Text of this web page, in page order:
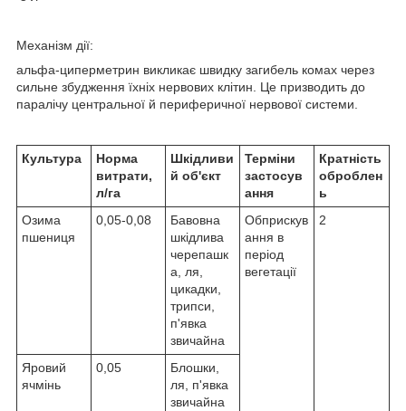
Механізм дії:
альфа-циперметрин викликає швидку загибель комах через
сильне збудження їхніх нервових клітин. Це призводить до
паралічу центральної й периферичної нервової системи.
Культура
Норма
витрати,
л/га
Шкідливи
й об'єкт
Терміни
застосув
ання
Кратність
оброблен
ь
Озима
пшениця
0,05-0,08
Бавовна
шкідлива
черепашк
а, ля,
цикадки,
трипси,
п'явка
звичайна
Обприскув
ання в
період
вегетації
2
Яровий
ячмінь
0,05
Блошки,
ля, п'явка
звичайна